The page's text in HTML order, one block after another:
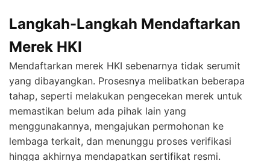
Langkah-Langkah Mendaftarkan
Merek HKI
Mendaftarkan merek HKI sebenarnya tidak serumit
yang dibayangkan. Prosesnya melibatkan beberapa
tahap, seperti melakukan pengecekan merek untuk
memastikan belum ada pihak lain yang
menggunakannya, mengajukan permohonan ke
lembaga terkait, dan menunggu proses verifikasi
hingga akhirnya mendapatkan sertifikat resmi.